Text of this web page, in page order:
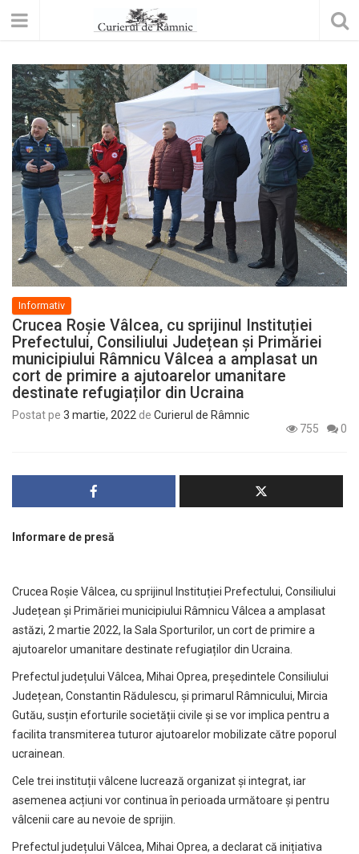
Informativ
Crucea Roșie Vâlcea, cu sprijinul Instituției
Prefectului, Consiliului Județean și Primăriei
municipiului Râmnicu Vâlcea a amplasat un
cort de primire a ajutoarelor umanitare
destinate refugiaților din Ucraina
Postat pe 3 martie, 2022 de Curierul de Râmnic
755
0
Informare de presă
Crucea Roșie Vâlcea, cu sprijinul Instituției Prefectului, Consiliului
Județean și Primăriei municipiului Râmnicu Vâlcea a amplasat
astăzi, 2 martie 2022, la Sala Sporturilor, un cort de primire a
ajutoarelor umanitare destinate refugiaților din Ucraina.
Prefectul județului Vâlcea, Mihai Oprea, președintele Consiliului
Județean, Constantin Rădulescu, și primarul Râmnicului, Mircia
Gutău, susțin eforturile societății civile și se vor implica pentru a
facilita transmiterea tuturor ajutoarelor mobilizate către poporul
ucrainean.
Cele trei instituții vâlcene lucrează organizat și integrat, iar
asemenea acțiuni vor continua în perioada următoare și pentru
vâlcenii care au nevoie de sprijin.
Prefectul județului Vâlcea, Mihai Oprea, a declarat că inițiativa